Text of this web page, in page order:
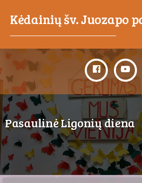
Kėdainių šv. Juozapo
Pasaulinė Ligonių diena